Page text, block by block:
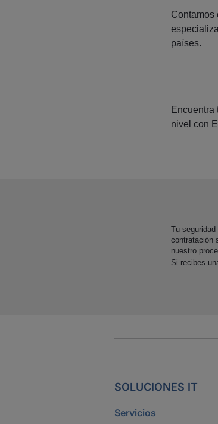
Contamos
países.
nivel con
Tu
contratación
nuestro
Si recibes
SOLUCIONES IT
Servicios